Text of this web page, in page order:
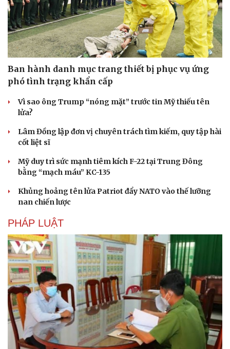
Văn học
Âm nhạc
Di sản
Thời trang
Sao Việt
Du lịch
Tư vấn
Săn Tour
check-in
Podcast
Câu chuyện thời sự
Đọc truyện đêm khuya
Cửa sổ tình yêu
Kể chuyện cho bé
Hạt giống tâm hồn
Ban hành danh mục trang thiết bị phục vụ ứng
phó tình trạng khẩn cấp
Vì sao ông Trump “nóng mặt” trước tin Mỹ thiếu tên
lửa?
Lâm Đồng lập đơn vị chuyên trách tìm kiếm, quy tập hài
cốt liệt sĩ
Mỹ duy trì sức mạnh tiêm kích F-22 tại Trung Đông
bằng “mạch máu” KC-135
Khủng hoảng tên lửa Patriot đẩy NATO vào thế lưỡng
nan chiến lược
PHÁP LUẬT